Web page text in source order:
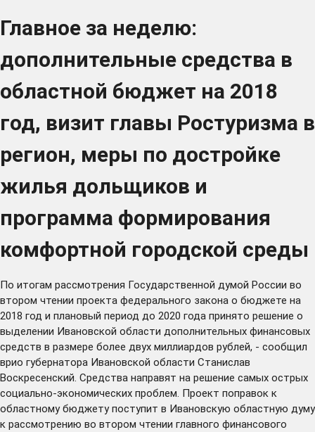
Главное за неделю:
дополнительные средства в
областной бюджет на 2018
год, визит главы Ростуризма в
регион, меры по достройке
жилья дольщиков и
программа формирования
комфортной городской среды
По итогам рассмотрения Государственной думой России во
втором чтении проекта федерального закона о бюджете на
2018 год и плановый период до 2020 года принято решение о
выделении Ивановской области дополнительных финансовых
средств в размере более двух миллиардов рублей, - сообщил
врио губернатора Ивановской области Станислав
Воскресенский. Средства направят на решение самых острых
социально-экономических проблем. Проект поправок к
областному бюджету поступит в Ивановскую областную думу
к рассмотрению во втором чтении главного финансового